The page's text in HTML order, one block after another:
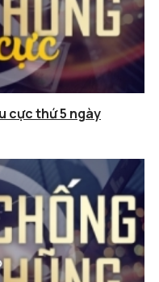
cực thứ 5 ngày